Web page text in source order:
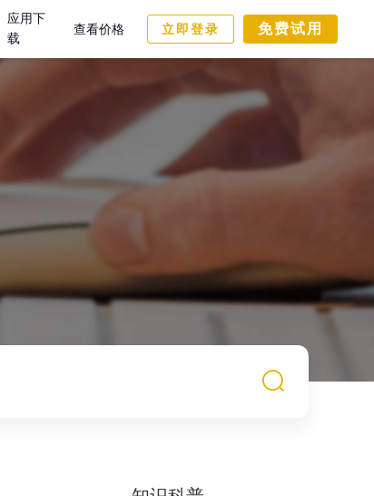
应用下
载
查看价格 立即登录 免费试用